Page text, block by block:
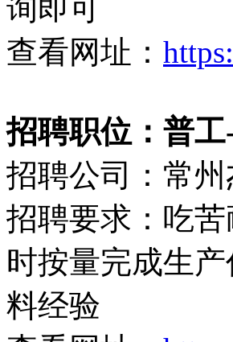
询即可
查看网址：
招聘职位：普
招聘公司：常
招聘要求：吃
时按量完成生
料经验